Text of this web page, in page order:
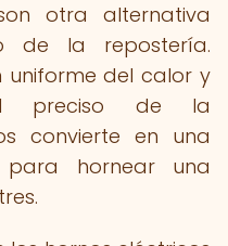
otra alternativa
de la repostería.
uniforme del calor y
preciso de la
convierte en una
para hornear una